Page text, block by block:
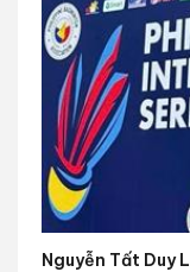
Nguyễn Tất Duy